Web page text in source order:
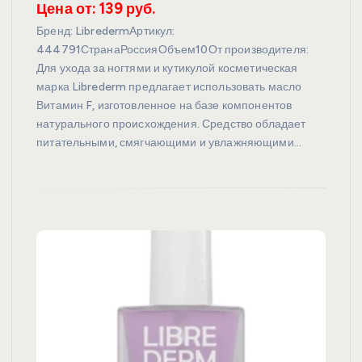
Цена от: 139 руб.
Бренд: LibredermАртикул:
444791СтранаРоссияОбъем10От производителя:
Для ухода за ногтями и кутикулой косметическая
марка Librederm предлагает использовать масло
Витамин F, изготовленное на базе компонентов
натурального происхождения. Средство обладает
питательными, смягчающими и увлажняющими…